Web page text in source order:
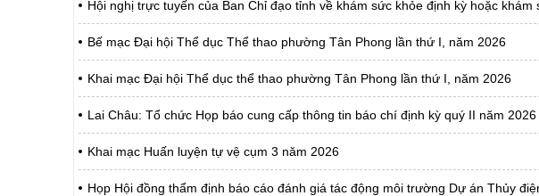
Hội nghị trực tuyến của Ban Chỉ đạo tỉnh về khám sức khỏe định kỳ hoặc
Bế mạc Đại hội Thể dục Thể thao phường Tân Phong lần thứ I, năm 2026
Khai mạc Đại hội Thể dục thể thao phường Tân Phong lần thứ I, năm 2026
Lai Châu: Tổ chức Họp báo cung cấp thông tin báo chí định kỳ quý II năm 2026
Khai mạc Huấn luyện tự vệ cụm 3 năm 2026
Họp Hội đồng thẩm định báo cáo đánh giá tác động môi trường Dự án Thủy